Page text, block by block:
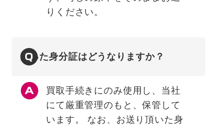
りください。
Q
送った身分証はどうなりますか？
買取手続きにのみ使用し、当社
にて厳重管理のもと、保管して
います。 なお、お送り頂いた身